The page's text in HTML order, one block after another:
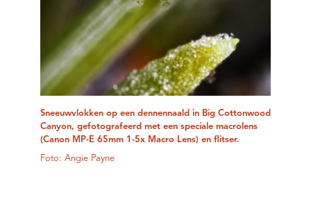
Sneeuwvlokken op een dennennaald in Big Cottonwood
Canyon, gefotografeerd met een speciale macrolens
(Canon MP-E 65mm 1-5x Macro Lens) en flitser.
Foto: Angie Payne